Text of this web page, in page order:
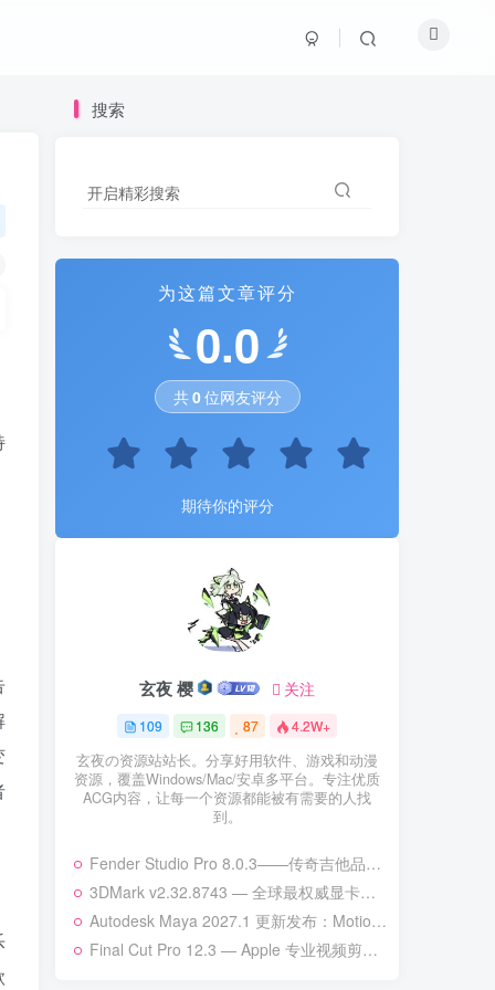
搜索
开启精彩搜索
为这篇文章评分
0.0
共0位网友评分
期待你的评分
玄夜 樱 关注
109 136 87 4.2W+
玄夜の资源站站长。分享好用软件、游戏和动漫
资源，覆盖Windows/Mac/安卓多平台。专注优质
ACG内容，让每一个资源都能被有需要的人找
到。
Fender Studio Pro 8.0.3——传奇吉他品牌的新一代数字音频工作站
3DMark v2.32.8743 — 全球最权威显卡性能基准测试工具 | 次世代硬件全面适配
Autodesk Maya 2027.1 更新发布：MotionMaker 增强、Bifrost 升级与更多改进
Final Cut Pro 12.3 — Apple 专业视频剪辑的巅峰之作
搜索
开启精彩搜索
为这篇文章评分
0.0
共0位网友评分
期待你的评分
玄夜 樱 关注
109 136 87 4.2W+
玄夜の资源站站长。分享好用软件、游戏和动漫
资源，覆盖Windows/Mac/安卓多平台。专注优质
ACG内容，让每一个资源都能被有需要的人找
到。
Fender Studio Pro 8.0.3——传奇吉他品牌的新一代数字音频工作站
3DMark v2.32.8743 — 全球最权威显卡性能基准测试工具 | 次世代硬件全面适配
Autodesk Maya 2027.1 更新发布：MotionMaker 增强、Bifrost 升级与更多改进
Final Cut Pro 12.3 — Apple 专业视频剪辑的巅峰之作